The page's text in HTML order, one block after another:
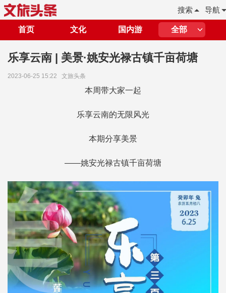
导航
搜索
首页 文化 国内游 全部
乐享云南 | 美景·姚安光禄古镇千亩荷塘
2023-06-25 15:22 文旅头条
本周带大家一起
乐享云南的无限风光
本期分享美景
——姚安光禄古镇千亩荷塘